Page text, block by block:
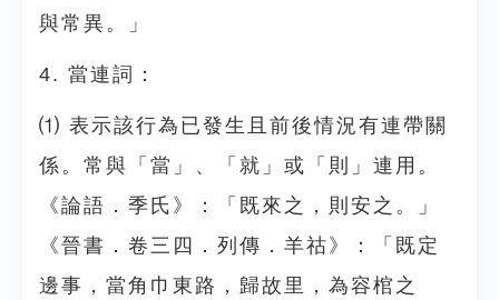
與常異。」
4. 當連詞：
⑴ 表示該行為已發生且前後情況有連帶關
係。常與「當」、「就」或「則」連用。
《論語．季氏》：「既來之，則安之。」
《晉書．卷三四．列傳．羊祜》：「既定
邊事，當角巾東路，歸故里，為容棺之